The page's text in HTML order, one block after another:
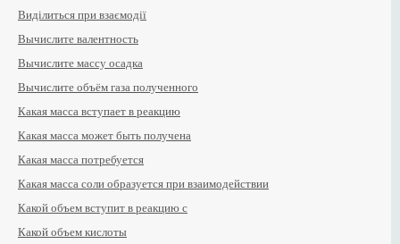
Виділиться при взаємодії
Вычислите валентность
Вычислите массу осадка
Вычислите объём газа полученного
Какая масса вступает в реакцию
Какая масса может быть получена
Какая масса потребуется
Какая масса соли образуется при взаимодействии
Какой объем вступит в реакцию с
Какой объем кислоты